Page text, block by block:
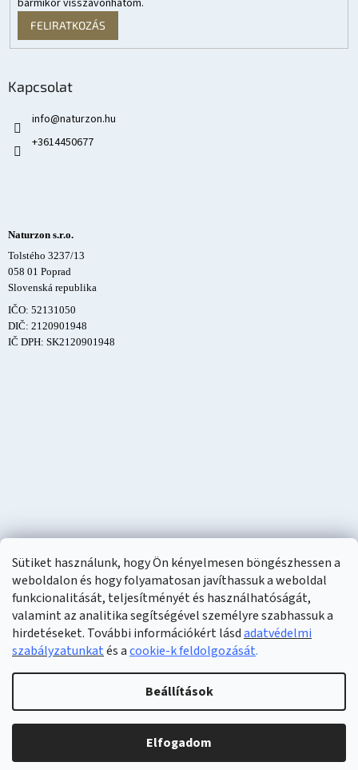
Sütiket használunk, hogy Ön kényelmesen böngészhessen a
weboldalon és hogy folyamatosan javíthassuk a weboldal
funkcionalitását, teljesítményét és használhatóságát,
valamint az analitika segítségével személyre szabhassuk a
hirdetéseket. További információkért lásdadatvédelmi
szabályzatunkatés acookie-k feldolgozását.
Beállítások
Elfogadom
FELIRATKOZÁS
Kapcsolat
info@naturzon.hu
+3614450677
Naturzon s.r.o.
Tolstého 3237/13
058 01 Poprad
Slovenská republika
IČO: 52131050
DIČ: 2120901948
IČ DPH: SK2120901948
Shoptet készítette